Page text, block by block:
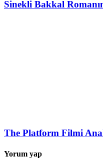
Sinekli Bakkal
The Platform Filmi
Yorum yap